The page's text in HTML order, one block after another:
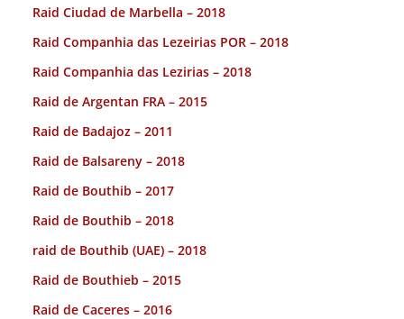
Raid Ciudad de Marbella – 2018
Raid Companhia das Lezeirias POR – 2018
Raid Companhia das Lezirias – 2018
Raid de Argentan FRA – 2015
Raid de Badajoz – 2011
Raid de Balsareny – 2018
Raid de Bouthib – 2017
Raid de Bouthib – 2018
raid de Bouthib (UAE) – 2018
Raid de Bouthieb – 2015
Raid de Caceres – 2016